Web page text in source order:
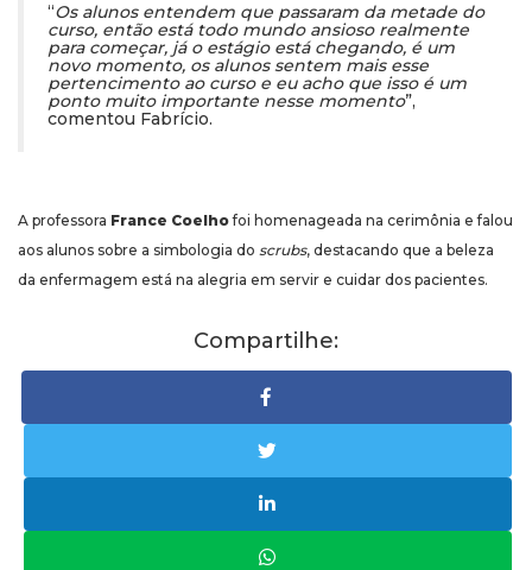
“Os alunos entendem que passaram da metade do
curso, então está todo mundo ansioso realmente
para começar, já o estágio está chegando, é um
novo momento, os alunos sentem mais esse
pertencimento ao curso e eu acho que isso é um
ponto muito importante nesse momento”,
comentou Fabrício.
A professora France Coelhofoi homenageada na cerimônia e falou
aos alunos sobre a simbologia do scrubs, destacando que a beleza
da enfermagem está na alegria em servir e cuidar dos pacientes.
Compartilhe: